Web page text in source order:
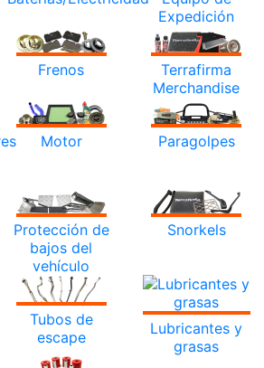
Expedición
Frenos
Terrafirma
Merchandise
Motor Paragolpes
Protección de
bajos del
vehículo
Snorkels
Tubos de
escape
Lubricantes y
grasas